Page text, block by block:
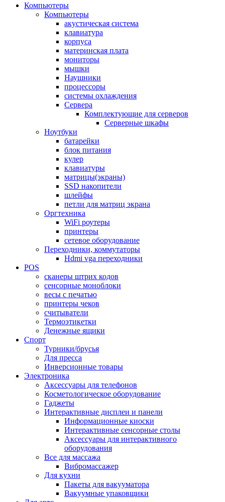
Компьютеры
Компьютеры
акустическая система
клавиатура
корпуса
материнская плата
мониторы
мышки
Наушники
процессоры
системы охлаждения
Сервера
Комплектующие для серверов
Серверные шкафы
Ноутбуки
батарейки
блок питания
кулер
клавиатуры
матрицы(экраны)
SSD накопители
шлейфы
петли для матриц экрана
Оргтехника
WiFi роутеры
принтеры
сетевое оборудование
Переходники, коммутаторы
Hdmi vga переходники
POS
сканеры штрих кодов
сенсорные моноблоки
весы с печатью
принтеры чеков
считыватели
Термоэтикетки
Денежные ящики
Спорт
Турники/брусья
Для пресса
Инверсионные товары
Электроника
Аксессуары для телефонов
Косметологическое оборудование
Гаджеты
Интерактивные дисплеи и панели
Информационные киоски
Интерактивные сенсорные столы
Аксессуары для интерактивного
оборудования
Все для массажа
Вибромассажер
Для кухни
Пакеты для вакууматора
Вакуумные упаковщики